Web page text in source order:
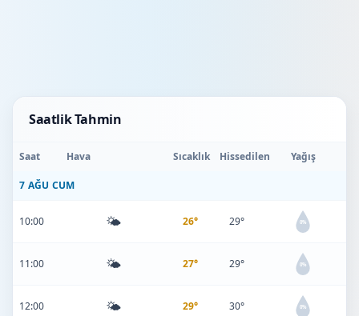
Saatlik Tahmin
Saat Hava Sıcaklık Hissedilen Yağış
7 AĞU CUM
10:00 🌤️ 26° 29° 0%
11:00 🌤️ 27° 29° 0%
12:00 🌤️ 29° 30° 0%